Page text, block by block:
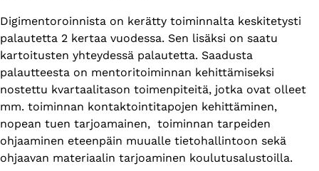
Digimentoroinnista on kerätty toiminnalta keskitetysti
palautetta 2 kertaa vuodessa. Sen lisäksi on saatu
kartoitusten yhteydessä palautetta. Saadusta
palautteesta on mentoritoiminnan kehittämiseksi
nostettu kvartaalitason toimenpiteitä, jotka ovat olleet
mm. toiminnan kontaktointitapojen kehittäminen,
nopean tuen tarjoamainen, toiminnan tarpeiden
ohjaaminen eteenpäin muualle tietohallintoon sekä
ohjaavan materiaalin tarjoaminen koulutusalustoilla.